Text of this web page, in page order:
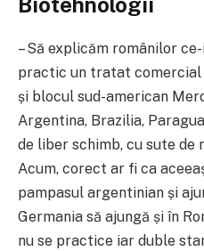
– Să explicăm românilor
practic un tratat comercial
și blocul sud-american
Argentina, Brazilia,
de liber schimb, cu sute de
Acum, corect ar fi ca
pampasul argentinian și
Germania să ajungă și în
nu se practice iar duble